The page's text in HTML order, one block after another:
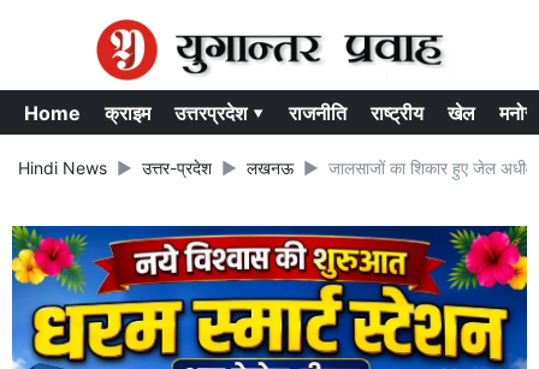
Home क्राइम उत्तरप्रदेश ▾ राजनीति राष्ट्रीय खेल
Hindi News उत्तर-प्रदेश लखनऊ जालसाजों का शिकार हुए जेल